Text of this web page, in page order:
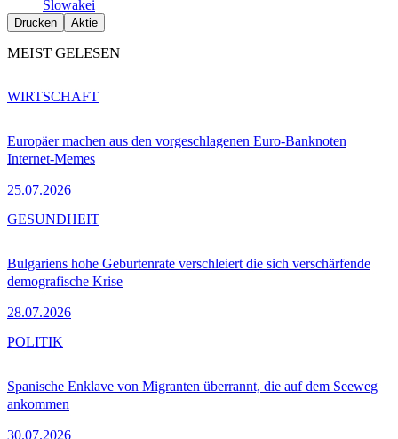
Slowakei
Drucken Aktie
MEIST GELESEN
Europäer machen aus den vorgeschlagenen Euro-Banknoten
Internet-Memes
25.07.2026
WIRTSCHAFT
Bulgariens hohe Geburtenrate verschleiert die sich verschärfende
demografische Krise
28.07.2026
GESUNDHEIT
Spanische Enklave von Migranten überrannt, die auf dem Seeweg
ankommen
30.07.2026
POLITIK